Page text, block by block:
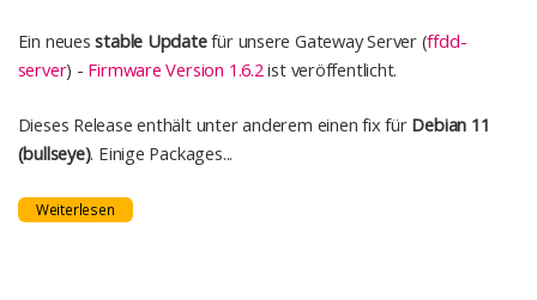
Ein neuesstable Updatefür unsere Gateway Server (ffdd-
server) - Firmware Version 1.6.2ist veröffentlicht.
Dieses Release enthält unter anderem einen fix für Debian 11
(bullseye). Einige Packages...
Weiterlesen